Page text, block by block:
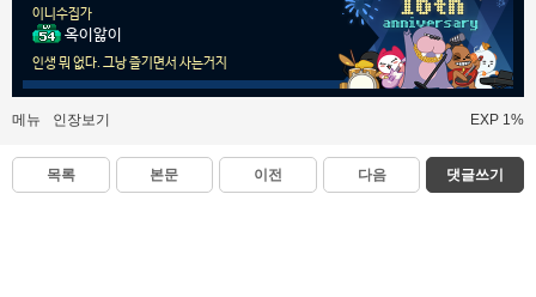
이니수집가
옥이앓이
인생 뭐 없다. 그낭 즐기면서 사는거지
메뉴 인장보기 EXP 1%
목록 본문 이전 다음 댓글쓰기